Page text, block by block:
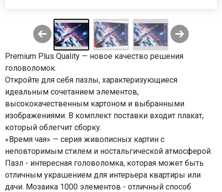
Premium Plus Quality — новое качество решения
головоломок.
Откройте для себя пазлы, характеризующиеся
идеальным сочетанием элементов,
высококачественным картоном и выбранными
изображениями. В комплект поставки входит плакат,
который облегчит сборку.
«Время чая» — серия живописных картин с
неповторимым стилем и ностальгической атмосферой.
Пазл - интересная головоломка, которая может быть
отличным украшением для интерьера квартиры или
дачи. Мозаика 1000 элементов - отличный способ